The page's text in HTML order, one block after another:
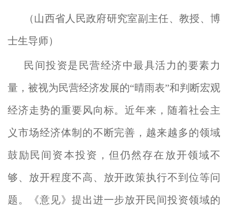
（山西省人民政府研究室副主任、教授、博
士生导师）
民间投资是民营经济中最具活力的要素力
量，被视为民营经济发展的“晴雨表”和判断宏观
经济走势的重要风向标。近年来，随着社会主
义市场经济体制的不断完善，越来越多的领域
鼓励民间资本投资，但仍然存在放开领域不
够、放开程度不高、放开政策执行不到位等问
题。《意见》提出进一步放开民间投资领域的